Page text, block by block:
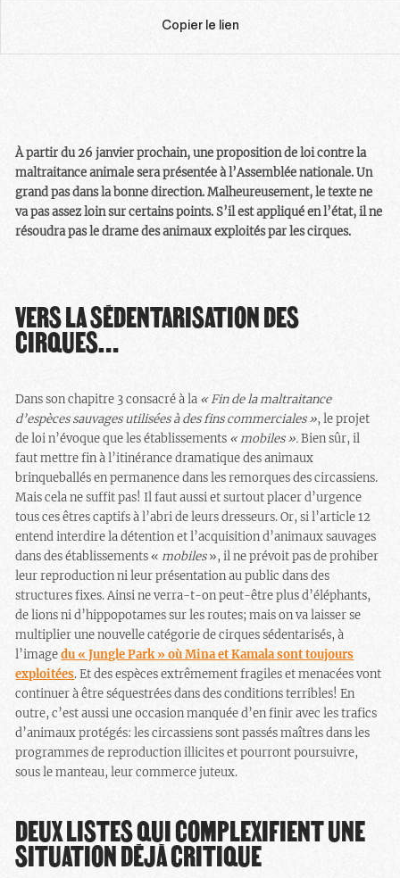
Copier le lien
À partir du 26 janvier prochain, une proposition de loi contre la
maltraitance animale sera présentée à l’Assemblée nationale. Un
grand pas dans la bonne direction. Malheureusement, le texte ne
va pas assez loin sur certains points. S’il est appliqué en l’état, il ne
résoudra pas le drame des animaux exploités par les cirques.
VERS LA SÉDENTARISATION DES
CIRQUES…
Dans son chapitre 3 consacré à la «Fin de la maltraitance
d’espèces sauvages utilisées à des fins commerciales », le projet
de loi n’évoque que les établissements «mobiles».Bien sûr, il
faut mettre fin à l’itinérance dramatique des animaux
brinqueballés en permanence dans les remorques des circassiens.
Mais cela ne suffit pas! Il faut aussi et surtout placer d’urgence
tous ces êtres captifs à l’abri de leurs dresseurs. Or, si l’article 12
entend interdire la détention et l’acquisition d’animaux sauvages
dans des établissements «mobiles», il ne prévoit pas de prohiber
leur reproduction ni leur présentation au public dans des
structures fixes. Ainsi ne verra-t-on peut-être plus d’éléphants,
de lions ni d’hippopotames sur les routes; mais on va laisser se
multiplier une nouvelle catégorie de cirques sédentarisés, à
l’imagedu « Jungle Park » où Mina et Kamala sont toujours
exploitées. Et des espèces extrêmement fragiles et menacées vont
continuer à être séquestrées dans des conditions terribles! En
outre, c’est aussi une occasion manquée d’en finir avec les trafics
d’animaux protégés: les circassiens sont passés maîtres dans les
programmes de reproduction illicites et pourront poursuivre,
sous le manteau, leur commerce juteux.
DEUX LISTES QUI COMPLEXIFIENT UNE
SITUATION DÉJÀ CRITIQUE